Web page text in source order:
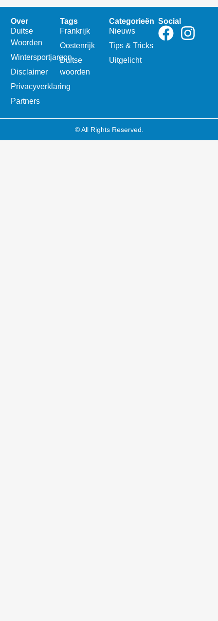
Over
Duitse
Woorden
Wintersportjargon
Disclaimer
Privacyverklaring
Partners
Tags
Frankrijk
Oostenrijk
Duitse
woorden
Categorieën
Nieuws
Tips & Tricks
Uitgelicht
Social
© All Rights Reserved.